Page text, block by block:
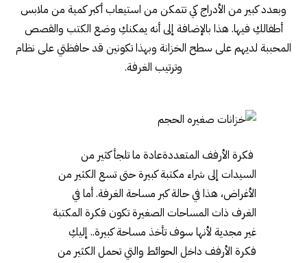
وبعدد كبير من الأدراج كي تتمكن من استيعاب أكبر كمية من ملابس
أطفالكِ فيها. هذا بالإضافة إلى أنه يمكنكِ وضع الكتب والقصص
المحببة لديهم على سطح الخزانة وبهذا تكونين قد حافظتي على نظام
وترتيب الغرفة.
فكرة الأرفف المتعددةعادة ما تلجأ كثير من
السيدات إلى شراء مكتبة كبيرة حتى تسع الكثير من
الأغراض، هذا في حالة كبر مساحة الغرفة. أما في
الغرف ذات المساحات الصغيرة تكون فكرة المكتبة
غير مجدية لأنها سوف تأخذ مساحة كبيرة.. إليكِ
فكرة الأرفف داخل الحوائط والتي تحمل الكثير من